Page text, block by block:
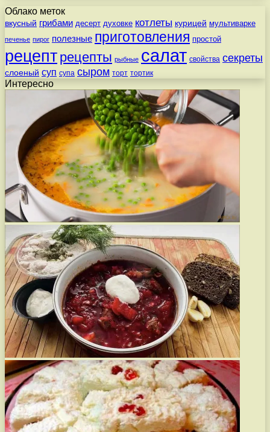
Облако меток
вкусный грибами десерт духовке котлеты курицей мультиварке
печенье пирог полезные приготовления простой
рецепт рецепты рыбные салат свойства секреты
слоеный суп супа сыром торт тортик
Интересно